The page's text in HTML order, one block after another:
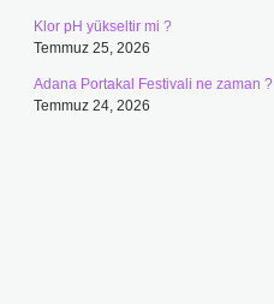
Klor pH yükseltir mi ?
Temmuz 25, 2026
Adana Portakal Festivali ne zaman ?
Temmuz 24, 2026